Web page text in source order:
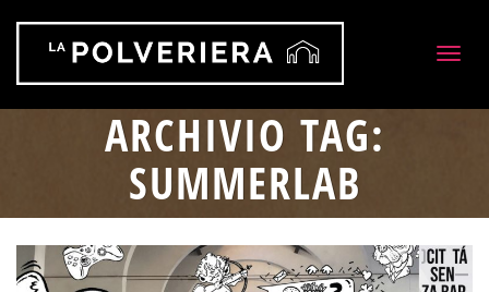
ARCHIVIO TAG:
SUMMERLAB